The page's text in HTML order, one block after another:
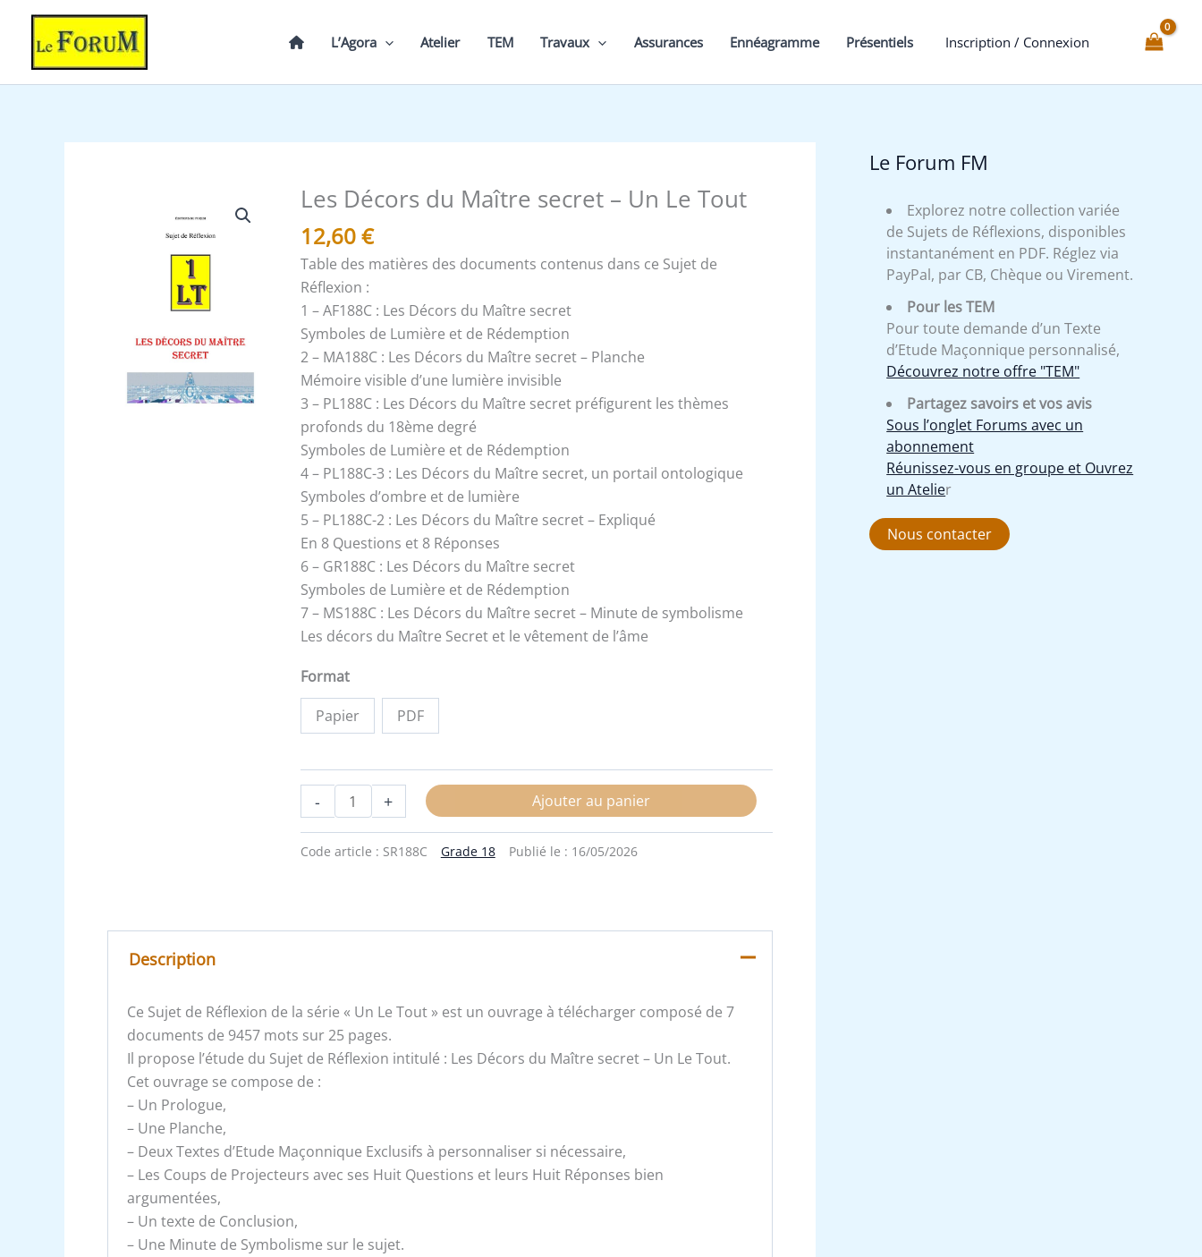
contenu
L’Agora Atelier TEM Travaux Assurances Ennéagramme Présentiels Inscription / Connexion
Les Décors du Maître secret – Un Le Tout
12,60€
Table des matières des documents contenus dans ce Sujet de
Réflexion :
1 – AF188C : Les Décors du Maître secret
Symboles de Lumière et de Rédemption
2 – MA188C : Les Décors du Maître secret – Planche
Mémoire visible d’une lumière invisible
3 – PL188C : Les Décors du Maître secret préfigurent les thèmes
profonds du 18ème degré
Symboles de Lumière et de Rédemption
4 – PL188C-3 : Les Décors du Maître secret, un portail ontologique
Symboles d’ombre et de lumière
5 – PL188C-2 : Les Décors du Maître secret – Expliqué
En 8 Questions et 8 Réponses
6 – GR188C : Les Décors du Maître secret
Symboles de Lumière et de Rédemption
7 – MS188C : Les Décors du Maître secret – Minute de symbolisme
Les décors du Maître Secret et le vêtement de l’âme
Format
Papier PDF
-
quantité
Les
Décors
du
Maître
secret
-
Un
Le
Tout
+ Ajouter au panier
Code article : SR188C Grade 18 Publié le : 16/05/2026
Description
Ce Sujet de Réflexion de la série « Un Le Tout » est un ouvrage à télécharger composé de 7
documents de 9457 mots sur 25 pages.
Il propose l’étude du Sujet de Réflexion intitulé : Les Décors du Maître secret – Un Le Tout.
Cet ouvrage se compose de :
– Un Prologue,
– Une Planche,
– Deux Textes d’Etude Maçonnique Exclusifs à personnaliser si nécessaire,
– Les Coups de Projecteurs avec ses Huit Questions et leurs Huit Réponses bien
argumentées,
– Un texte de Conclusion,
– Une Minute de Symbolisme sur le sujet.
Le Forum FM
Explorez notre collection variée
de Sujets de Réflexions, disponibles
instantanément en PDF. Réglez via
PayPal, par CB, Chèque ou Virement.
Pour les TEM
Pour toute demande d’un Texte
d’Etude Maçonnique personnalisé,
Découvrez notre offre "TEM"
Partagez savoirs et vos avis
Sous l’onglet Forums avec un
abonnement
Réunissez-vous en groupe et Ouvrez
un Atelier
Nous contacter